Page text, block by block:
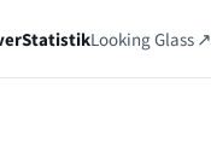
StatistikLooking Glass ↗